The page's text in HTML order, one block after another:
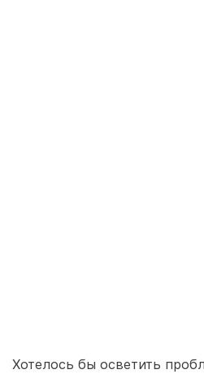
Хотелось бы осветить